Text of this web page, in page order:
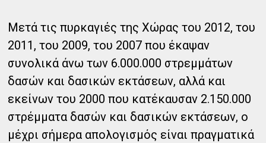
Μετά τις πυρκαγιές της Χώρας του 2012, του
2011, του 2009, του 2007 που έκαψαν
συνολικά άνω των 6.000.000 στρεμμάτων
δασών και δασικών εκτάσεων, αλλά και
εκείνων του 2000 που κατέκαυσαν 2.150.000
στρέμματα δασών και δασικών εκτάσεων, ο
μέχρι σήμερα απολογισμός είναι πραγματικά